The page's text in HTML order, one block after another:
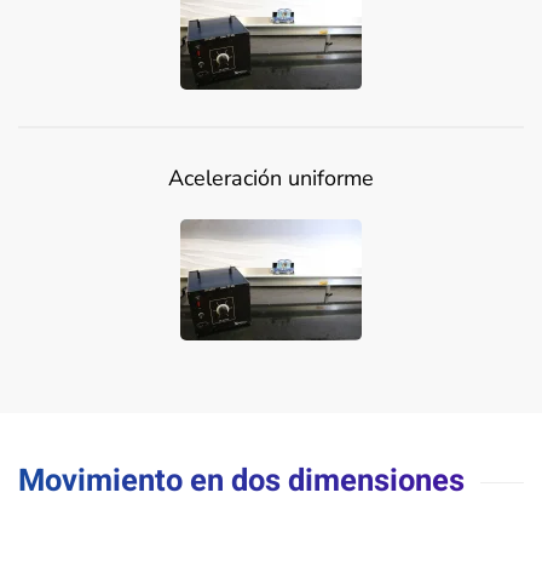
Aceleración uniforme
Movimiento en dos dimensiones